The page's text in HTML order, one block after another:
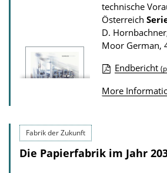
technische
Österreich
D.
Moor German,
u
i
Endbericht
More
Fabrik der Zukunft
Die Papierfabrik im Jahr